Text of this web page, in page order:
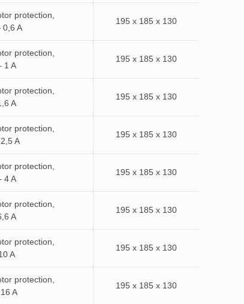
protection,
0,6 A
195 x 185 x 130
protection,
1 A
195 x 185 x 130
protection,
A
195 x 185 x 130
protection,
A
195 x 185 x 130
protection,
4 A
195 x 185 x 130
protection,
A
195 x 185 x 130
protection,
A
195 x 185 x 130
protection,
A
195 x 185 x 130